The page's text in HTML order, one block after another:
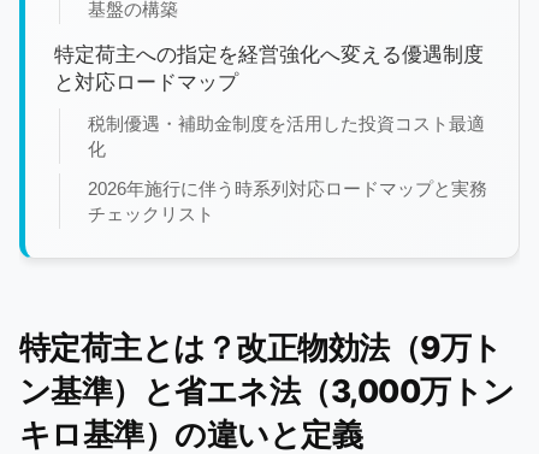
基盤の構築
特定荷主への指定を経営強化へ変える優遇制度
と対応ロードマップ
税制優遇・補助金制度を活用した投資コスト最適
化
2026年施行に伴う時系列対応ロードマップと実務
チェックリスト
特定荷主とは？改正物効法（9万ト
ン基準）と省エネ法（3,000万トン
キロ基準）の違いと定義